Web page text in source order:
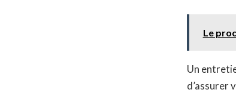
Le
Un
d’assurer